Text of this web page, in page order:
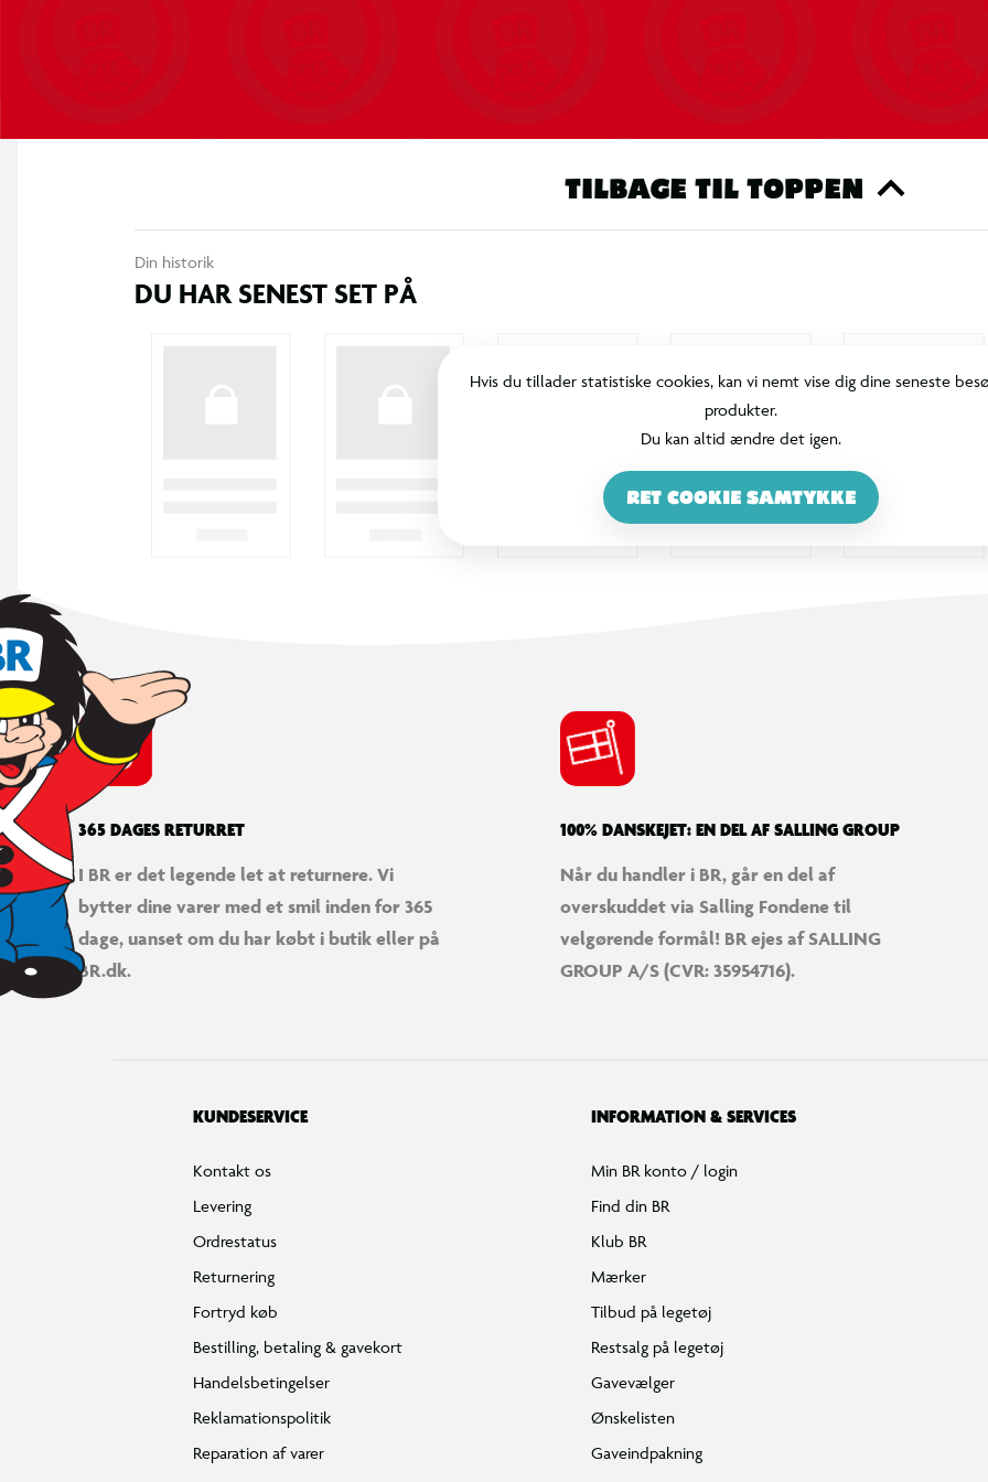
TILBAGE TIL TOPPEN
Din historik
DU HAR SENEST SET PÅ
Hvis du tillader statistiske cookies, kan vi nemt vise dig dine seneste
produkter.
Du kan altid ændre det igen.
RET COOKIE SAMTYKKE
365 DAGES RETURRET
I BR er det legende let at returnere. Vi
bytter dine varer med et smil inden for 365
dage, uanset om du har købt i butik eller på
BR.dk.
100% DANSKEJET: EN DEL AF SALLING GROUP
Når du handler i BR, går en del af
overskuddet via Salling Fondene til
velgørende formål! BR ejes af SALLING
GROUP A/S (CVR: 35954716).
KUNDESERVICE
Kontakt os
Levering
Ordrestatus
Returnering
Fortryd køb
Bestilling, betaling & gavekort
Handelsbetingelser
Reklamationspolitik
Reparation af varer
INFORMATION & SERVICES
Min BR konto / login
Find din BR
Klub BR
Mærker
Tilbud på legetøj
Restsalg på legetøj
Gavevælger
Ønskelisten
Gaveindpakning